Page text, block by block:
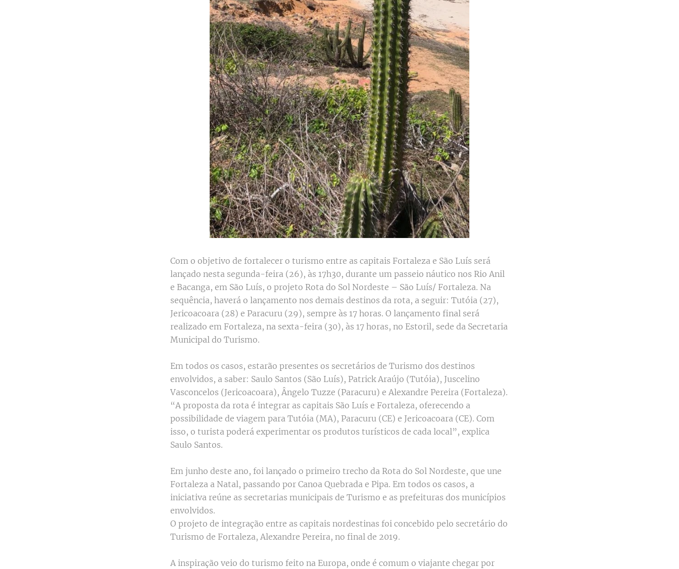
Com o objetivo de fortalecer o turismo entre as capitais Fortaleza e São Luís será
lançado nesta segunda-feira (26), às 17h30, durante um passeio náutico nos Rio Anil
e Bacanga, em São Luís, o projeto Rota do Sol Nordeste – São Luís/ Fortaleza. Na
sequência, haverá o lançamento nos demais destinos da rota, a seguir: Tutóia (27),
Jericoacoara (28) e Paracuru (29), sempre às 17 horas. O lançamento final será
realizado em Fortaleza, na sexta-feira (30), às 17 horas, no Estoril, sede da Secretaria
Municipal do Turismo.
Em todos os casos, estarão presentes os secretários de Turismo dos destinos
envolvidos, a saber: Saulo Santos (São Luís), Patrick Araújo (Tutóia), Juscelino
Vasconcelos (Jericoacoara), Ângelo Tuzze (Paracuru) e Alexandre Pereira (Fortaleza).
“A proposta da rota é integrar as capitais São Luís e Fortaleza, oferecendo a
possibilidade de viagem para Tutóia (MA), Paracuru (CE) e Jericoacoara (CE). Com
isso, o turista poderá experimentar os produtos turísticos de cada local”, explica
Saulo Santos.
Em junho deste ano, foi lançado o primeiro trecho da Rota do Sol Nordeste, que une
Fortaleza a Natal, passando por Canoa Quebrada e Pipa. Em todos os casos, a
iniciativa reúne as secretarias municipais de Turismo e as prefeituras dos municípios
envolvidos.
O projeto de integração entre as capitais nordestinas foi concebido pelo secretário do
Turismo de Fortaleza, Alexandre Pereira, no final de 2019.
A inspiração veio do turismo feito na Europa, onde é comum o viajante chegar por